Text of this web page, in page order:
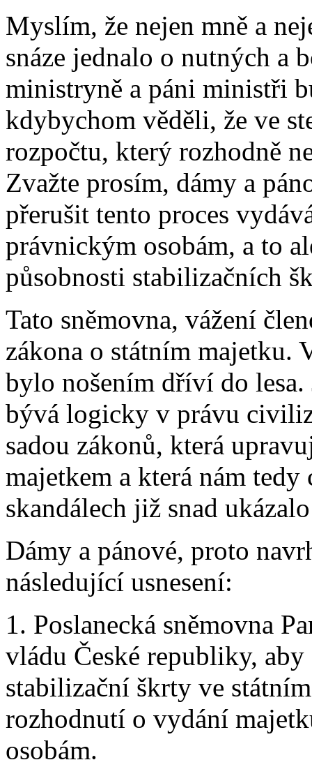
Myslím, že nejen mně a
snáze jednalo o nutných a
ministryně a páni ministři
kdybychom věděli, že ve
rozpočtu, který rozhodně
Zvažte prosím, dámy a
přerušit tento proces
právnickým osobám, a to
působnosti stabilizačních
Tato sněmovna, vážení
zákona o státním majetku.
bylo nošením dříví do lesa.
bývá logicky v právu
sadou zákonů, která
majetkem a která nám
skandálech již snad
Dámy a pánové, proto
následující usnesení:
1. Poslanecká sněmovna
vládu České republiky,
stabilizační škrty ve
rozhodnutí o vydání
osobám.